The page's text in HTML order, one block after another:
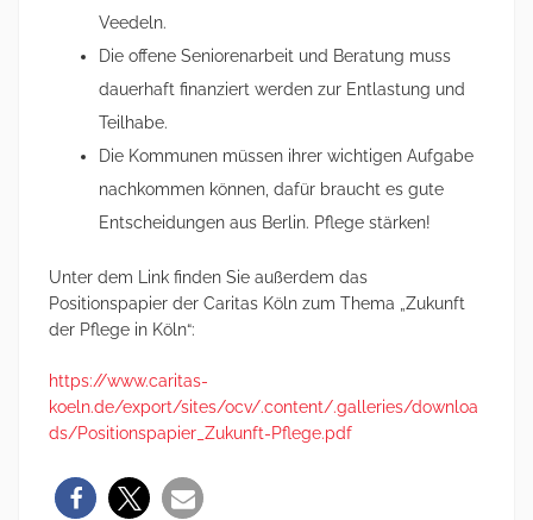
Veedeln.
Die offene Seniorenarbeit und Beratung muss
dauerhaft finanziert werden zur Entlastung und
Teilhabe.
Die Kommunen müssen ihrer wichtigen Aufgabe
nachkommen können, dafür braucht es gute
Entscheidungen aus Berlin. Pflege stärken!
Unter dem Link finden Sie außerdem das
Positionspapier der Caritas Köln zum Thema „Zukunft
der Pflege in Köln“:
https://www.caritas-
koeln.de/export/sites/ocv/.content/.galleries/downloa
ds/Positionspapier_Zukunft-Pflege.pdf